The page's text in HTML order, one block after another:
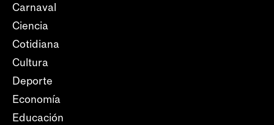
Carnaval
Ciencia
Cotidiana
Cultura
Deporte
Economía
Educación